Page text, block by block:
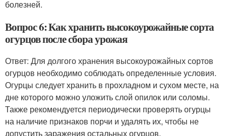
болезней.
Вопрос 6: Как хранить высокоурожайные сорта
огурцов после сбора урожая
Ответ: Для долгого хранения высокоурожайных сортов
огурцов необходимо соблюдать определенные условия.
Огурцы следует хранить в прохладном и сухом месте, на
дне которого можно уложить слой опилок или соломы.
Также рекомендуется периодически проверять огурцы
на наличие признаков порчи и удалять их, чтобы не
допустить заражения остальных огурцов.